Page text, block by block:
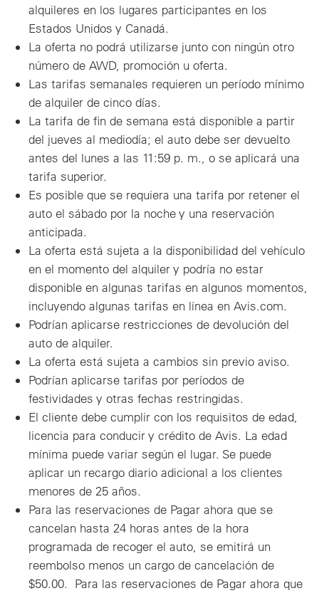
alquileres en los lugares participantes en los
Estados Unidos y Canadá.
La oferta no podrá utilizarse junto con ningún otro
número de AWD, promoción u oferta.
Las tarifas semanales requieren un período mínimo
de alquiler de cinco días.
La tarifa de fin de semana está disponible a partir
del jueves al mediodía; el auto debe ser devuelto
antes del lunes a las 11:59 p. m., o se aplicará una
tarifa superior.
Es posible que se requiera una tarifa por retener el
auto el sábado por la noche y una reservación
anticipada.
La oferta está sujeta a la disponibilidad del vehículo
en el momento del alquiler y podría no estar
disponible en algunas tarifas en algunos momentos,
incluyendo algunas tarifas en línea en Avis.com.
Podrían aplicarse restricciones de devolución del
auto de alquiler.
La oferta está sujeta a cambios sin previo aviso.
Podrían aplicarse tarifas por períodos de
festividades y otras fechas restringidas.
El cliente debe cumplir con los requisitos de edad,
licencia para conducir y crédito de Avis. La edad
mínima puede variar según el lugar. Se puede
aplicar un recargo diario adicional a los clientes
menores de 25 años.
Para las reservaciones de Pagar ahora que se
cancelan hasta 24 horas antes de la hora
programada de recoger el auto, se emitirá un
reembolso menos un cargo de cancelación de
$50.00. Para las reservaciones de Pagar ahora que